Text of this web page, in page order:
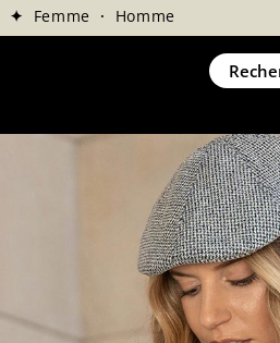
✦ Femme · Homme